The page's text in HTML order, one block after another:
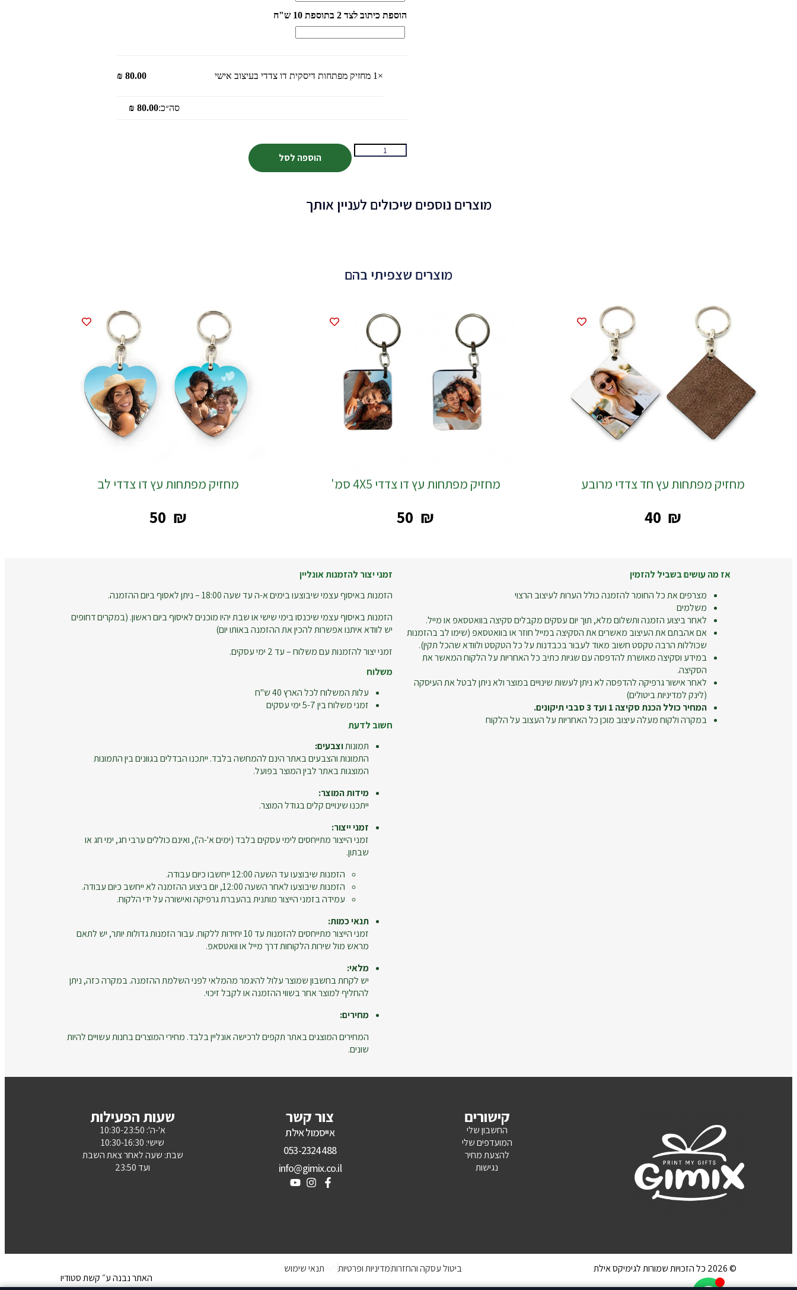
הוספת כיתוב לצד 2 בתוספת 10 ש"ח
×1 מחזיק מפתחות דיסקית דו צדדי בעיצוב אישי ₪ 80.00
סה״כ: ₪ 80.00
הוספה לסל
מוצרים נוספים שיכולים לעניין אותך
מוצרים שצפיתי בהם
מחזיק מפתחות עץ חד צדדי מרובע
‎40 ₪
מחזיק מפתחות עץ דו צדדי 4X5 סמ'
‎50 ₪
מחזיק מפתחות עץ דו צדדי לב
‎50 ₪
אז מה עושים בשביל להזמין
מצרפים את כל החומר להזמנה כולל הערות לעיצוב הרצוי
משלמים
לאחר ביצוע הזמנה ותשלום מלא, תוך יום עסקים מקבלים סקיצה בוואטסאפ או מייל.
אם אהבתם את העיצוב מאשרים את הסקיצה במייל חוזר או בוואטסאפ (שימו לב בהזמנות
שכוללות הרבה טקסט חשוב מאוד לעבור בכבדנות על כל הטקסט ולוודא שהכל תקין).
במידע וסקיצה מאושרת להדפסה עם שגיות כתיב כל האחריות על הלקוח המאשר את
הסקיצה.
לאחר אישור גרפיקה להדפסה לא ניתן לעשות שינויים במוצר ולא ניתן לבטל את העיסקה
(לינק למדיניות ביטולים)
המחיר כולל הכנת סקיצה 1 ועד 3 סבבי תיקונים.
במקרה ולקוח מעלה עיצוב מוכן כל האחריות על העצוב על הלקוח
זמני יצור להזמנות אונליין
הזמנות באיסוף עצמי שיבוצעו בימים א-ה עד שעה 18:00 – ניתן לאסוף ביום ההזמנה.
הזמנות באיסוף עצמי שיכנסו בימי שישי או שבת יהיו מוכנים לאיסוף ביום ראשון. (במקרים דחופים
יש לוודא איתנו אפשרות להכין את ההזמנה באותו יום)
זמני יצור להזמנות עם משלוח – עד 2 ימי עסקים.
משלוח
עלות המשלוח לכל הארץ 40 ש"ח
זמני משלוח בין 5-7 ימי עסקים
חשוב לדעת
תמונותוצבעים:
התמונות והצבעים באתר הינם להמחשה בלבד. ייתכנו הבדלים בגוונים בין התמונות
המוצגות באתר לבין המוצר בפועל.
מידות המוצר:
ייתכנו שינויים קלים בגודל המוצר.
זמני ייצור:
זמני הייצור מתייחסים לימי עסקים בלבד (ימים א'-ה'), ואינם כוללים ערבי חג, ימי חג או
שבתון.
הזמנות שיבוצעו עד השעה 12:00 ייחשבו כיום עבודה.
הזמנות שיבוצעו לאחר השעה 12:00, יום ביצוע ההזמנה לא ייחשב כיום עבודה.
עמידה בזמני הייצור מותנית בהעברת גרפיקה ואישורה על ידי הלקוח.
תנאי כמות:
זמני הייצור מתייחסים להזמנות עד 10 יחידות ללקוח. עבור הזמנות גדולות יותר, יש לתאם
מראש מול שירות הלקוחות דרך מייל או וואטסאפ.
מלאי:
יש לקחת בחשבון שמוצר עלול להיגמר מהמלאי לפני השלמת ההזמנה. במקרה כזה, ניתן
להחליף למוצר אחר בשווי ההזמנה או לקבל זיכוי.
מחירים:
המחירים המוצגים באתר תקפים לרכישה אונליין בלבד. מחירי המוצרים בחנות עשויים להיות
שונים.
קישורים
החשבון שלי
המועדפים שלי
להצעת מחיר
נגישות
צור קשר
אייסמול אילת
053-2324488
info@gimix.co.il
שעות הפעילות
א'-ה': 10:30-23:50
שישי: 10:30-16:30
שבת: שעה לאחר צאת השבת
ועד 23:50
© 2026 כל הזכויות שמורות לגימיקס אילת ביטול עסקה והחזרותמדיניות ופרטיות תנאי שימוש
האתר נבנה ע״ קשת סטודיו